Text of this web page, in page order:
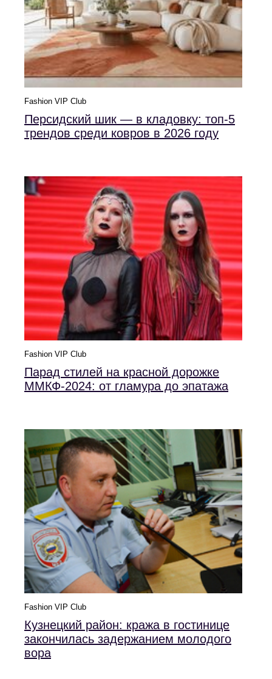
Fashion VIP Club
Персидский шик — в кладовку: топ-5
трендов среди ковров в 2026 году
Fashion VIP Club
Парад стилей на красной дорожке
ММКФ-2024: от гламура до эпатажа
Fashion VIP Club
Кузнецкий район: кража в гостинице
закончилась задержанием молодого
вора